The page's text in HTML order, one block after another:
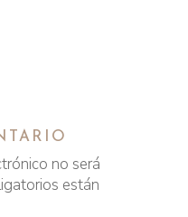
no será
están